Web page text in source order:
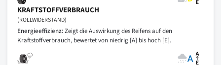
KRAFTSTOFFVERBRAUCH
(ROLLWIDERSTAND)
Energieeffizienz:Zeigt die Auswirkung des Reifens auf den
Kraftstoffverbrauch, bewertet von niedrig [A] bis hoch [E].